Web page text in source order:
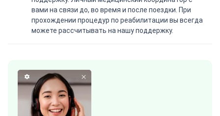
вами на связи до, во время и после поездки. При
прохождении процедур по реабилитации вы всегда
можете рассчитывать на нашу поддержку.